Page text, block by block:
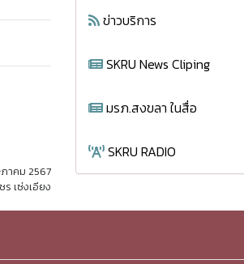
าคม 2567
เซ่งเอียง
ข่าวบริการ
SKRU News Cliping
มรภ.สงขลา ในสื่อ
SKRU RADIO